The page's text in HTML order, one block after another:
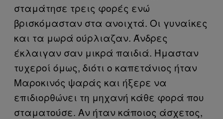
σταμάτησε τρεις φορές ενώ
βρισκόμασταν στα ανοιχτά. Οι γυναίκες
και τα μωρά ούρλιαζαν. Άνδρες
έκλαιγαν σαν μικρά παιδιά. Ήμασταν
τυχεροί όμως, διότι ο καπετάνιος ήταν
Μαροκινός ψαράς και ήξερε να
επιδιορθώνει τη μηχανή κάθε φορά που
σταματούσε. Αν ήταν κάποιος άσχετος,